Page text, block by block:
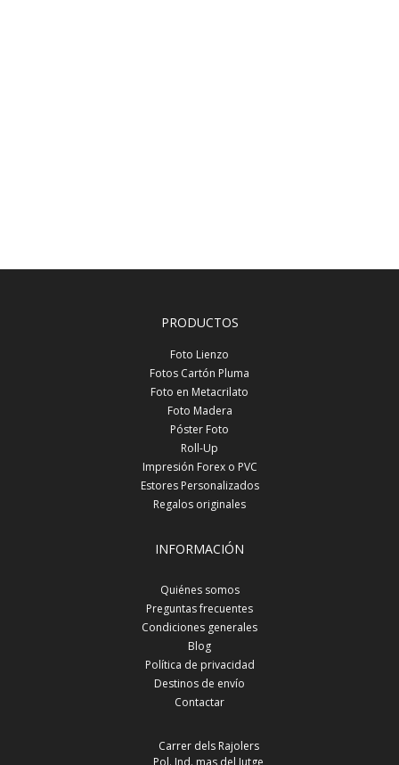
PRODUCTOS
Foto Lienzo
Fotos Cartón Pluma
Foto en Metacrilato
Foto Madera
Póster Foto
Roll-Up
Impresión Forex o PVC
Estores Personalizados
Regalos originales
INFORMACIÓN
Quiénes somos
Preguntas frecuentes
Condiciones generales
Blog
Política de privacidad
Destinos de envío
Contactar
Carrer dels Rajolers
Pol. Ind. mas del Jutge